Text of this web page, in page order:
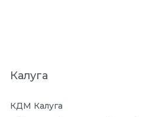
Калуга
КДМ Калуга